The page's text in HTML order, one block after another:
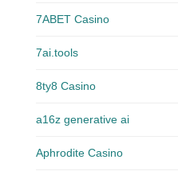
7ABET Casino
7ai.tools
8ty8 Casino
a16z generative ai
Aphrodite Casino